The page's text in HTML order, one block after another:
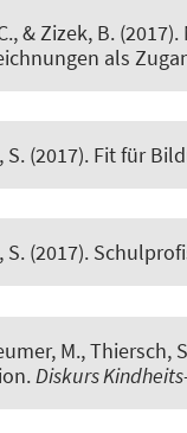
, & Zizek, B. (2017).
als
(2017). Fit für
(2017).
M., Thiersch,
. Diskurs